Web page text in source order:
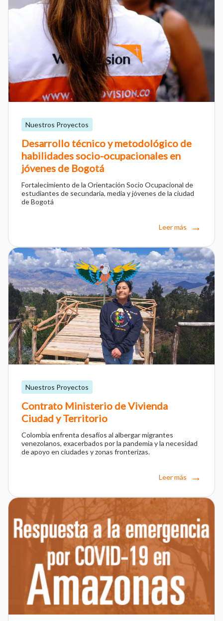
Nuestros Proyectos
Desarrollo técnico y metodológico de
habilidades socio-ocupacionales en
jóvenes de Bogotá
Fortalecimiento de la Orientación Socio Ocupacional de
estudiantes de secundaria, media y jóvenes de la ciudad
de Bogotá
Leer más
Nuestros Proyectos
Contrato Ministerio de Vivienda
Ciudad y Territorio
Colombia enfrenta desafíos al albergar migrantes
venezolanos, exacerbados por la pandemia y la necesidad
de apoyo en ciudades y zonas fronterizas.
Leer más